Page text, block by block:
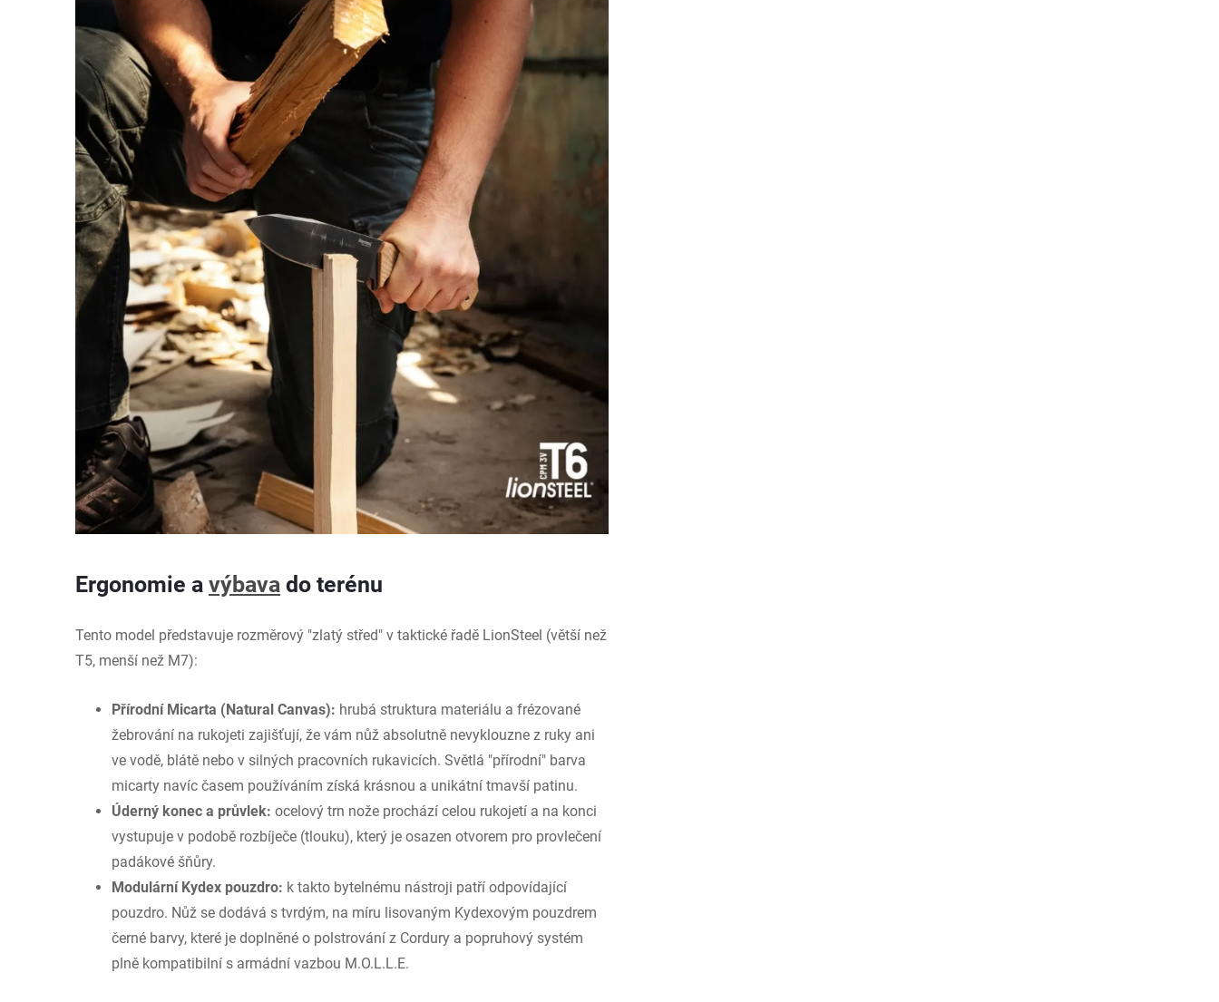
Ergonomie a výbava do terénu
Tento model představuje rozměrový "zlatý střed" v taktické řadě LionSteel (větší než
T5, menší než M7):
Přírodní Micarta (Natural Canvas): hrubá struktura materiálu a frézované
žebrování na rukojeti zajišťují, že vám nůž absolutně nevyklouzne z ruky ani
ve vodě, blátě nebo v silných pracovních rukavicích. Světlá "přírodní" barva
micarty navíc časem používáním získá krásnou a unikátní tmavší patinu.
Úderný konec a průvlek: ocelový trn nože prochází celou rukojetí a na konci
vystupuje v podobě rozbíječe (tlouku), který je osazen otvorem pro provlečení
padákové šňůry.
Modulární Kydex pouzdro: k takto bytelnému nástroji patří odpovídající
pouzdro. Nůž se dodává s tvrdým, na míru lisovaným Kydexovým pouzdrem
černé barvy, které je doplněné o polstrování z Cordury a popruhový systém
plně kompatibilní s armádní vazbou M.O.L.L.E.